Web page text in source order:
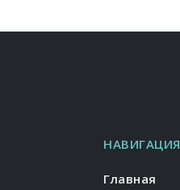
Главная
НАВИГАЦИЯ